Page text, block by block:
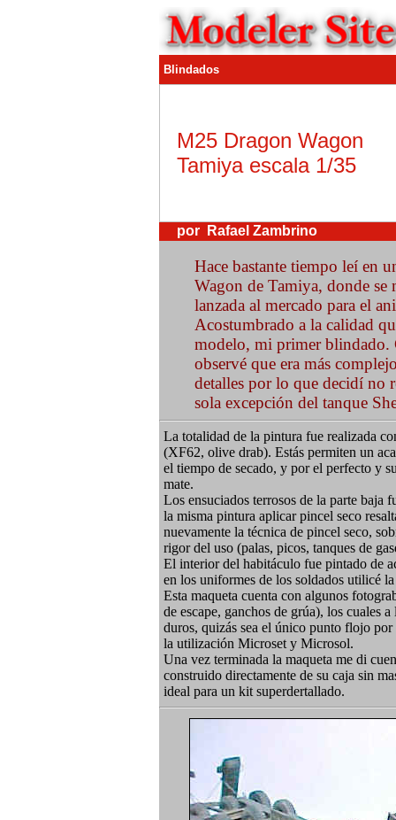
Blindados
M25 Dragon Wagon
Tamiya escala 1/35
por Rafael Zambrino
Hace bastante tiempo leí en
Wagon de Tamiya, donde se
lanzada al mercado para el
Acostumbrado a la calidad
modelo, mi primer blindado.
observé que era más
detalles por lo que decidí no
sola excepción del tanque
La totalidad de la pintura fue realizada
(XF62, olive drab). Estás permiten un
el tiempo de secado, y por el perfecto y
mate.
Los ensuciados terrosos de la parte
la misma pintura aplicar pincel seco
nuevamente la técnica de pincel seco,
rigor del uso (palas, picos, tanques de
El interior del habitáculo fue pintado de
en los uniformes de los soldados utilicé
Esta maqueta cuenta con algunos
de escape, ganchos de grúa), los cuales
duros, quizás sea el único punto flojo
la utilización Microset y Microsol.
Una vez terminada la maqueta me di
construido directamente de su caja sin
ideal para un kit superdertallado.